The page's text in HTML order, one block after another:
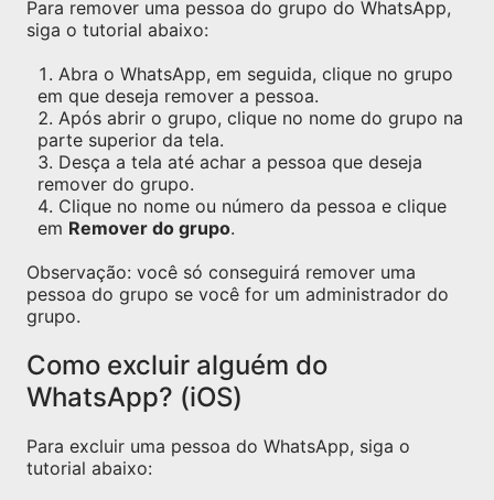
Para remover uma pessoa do grupo do WhatsApp,
siga o tutorial abaixo:
Abra o WhatsApp, em seguida, clique no grupo
em que deseja remover a pessoa.
Após abrir o grupo, clique no nome do grupo na
parte superior da tela.
Desça a tela até achar a pessoa que deseja
remover do grupo.
Clique no nome ou número da pessoa e clique
em Remover do grupo.
Observação: você só conseguirá remover uma
pessoa do grupo se você for um administrador do
grupo.
Como excluir alguém do
WhatsApp? (iOS)
Para excluir uma pessoa do WhatsApp, siga o
tutorial abaixo: